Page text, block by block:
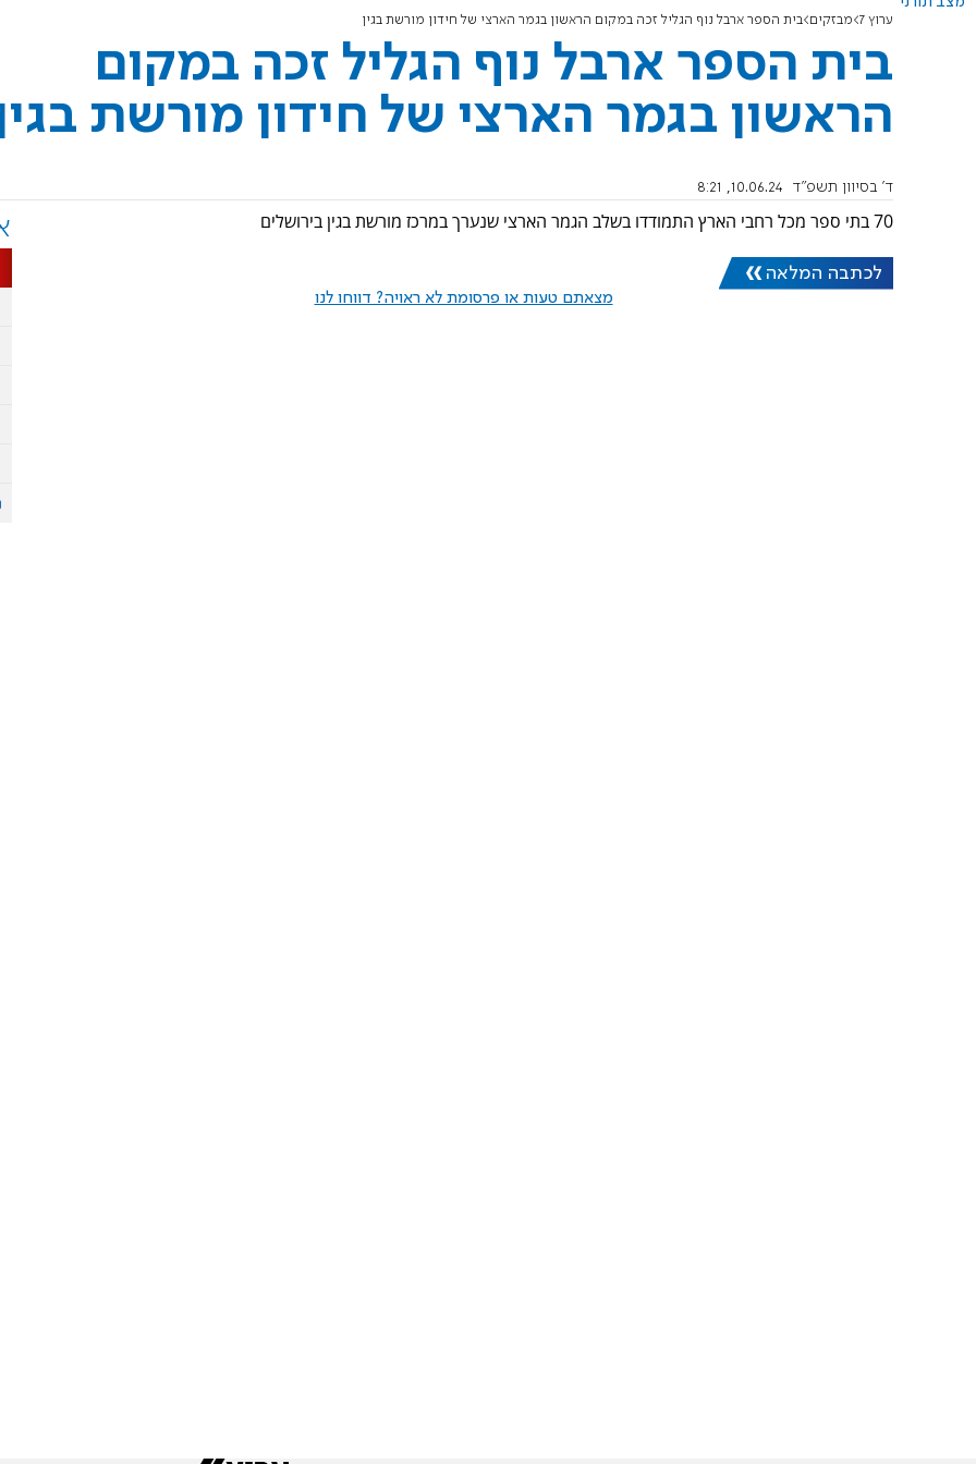
ערוץ 7 מבזקים בית הספר ארבל נוף הגליל זכה במקום הראשון בגמר הארצי של חידון מורשת בגין
בית הספר ארבל נוף הגליל זכה במקום
הראשון בגמר הארצי של חידון מורשת
ד' בסיוון תשפ"ד 10.06.24, 8:21
70 בתי ספר מכל רחבי הארץ התמודדו בשלב הגמר הארצי שנערך במרכז מורשת בגין בירושלים
לכתבה המלאה
מצאתם טעות או פרסומת לא ראויה? דווחו לנו